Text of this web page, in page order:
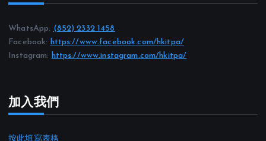
WhatsApp: (852) 2332 1458
Facebook: https://www.facebook.com/hkitpa/
Instagram: https://www.instagram.com/hkitpa/
加入我們
按此填寫表格